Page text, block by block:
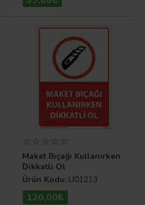
Maket Bıçağı Kullanırken
Dikkatli Ol
Ürün Kodu: U01213
120,00₺